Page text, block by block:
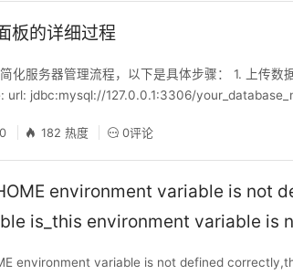
板的详细过程
化服务器管理流程，以下是具体步骤： 1. 上传数
url: jdbc:mysql://127.0.0.1:3306/
182 热度 0评论
environment variable is not
is_this environment variable is
environment variable is not defined